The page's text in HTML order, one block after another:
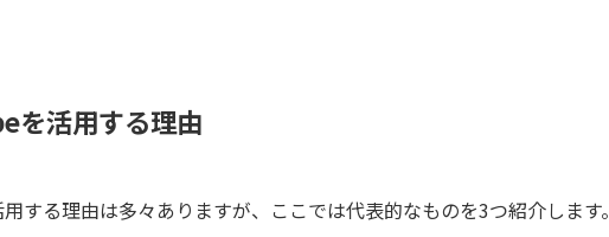
を活用する理由
する理由は多々ありますが、ここでは代表的なものを3つ紹介します。